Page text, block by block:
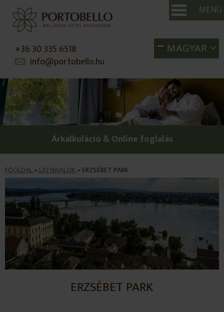
MENÜ
MAGYAR
+36 30 335 6518
info@portobello.hu
Árkalkuláció & Online foglalás
FŐOLDAL»LÁTNIVALÓK» ERZSÉBET PARK
ERZSÉBET PARK